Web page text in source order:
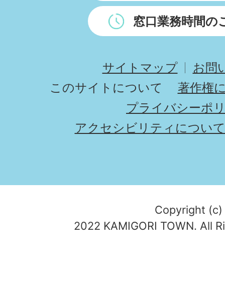
窓口業務時間の
サイトマップ
お問
このサイトについて
著作権
プライバシーポ
アクセシビリティについて
Copyright (c)
2022 KAMIGORI TOWN. All